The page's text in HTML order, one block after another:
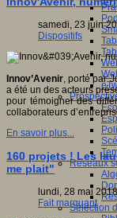
Réseaux
Sélection
samedi, 23 juin
Dispositifs
Innov’Avenir, porté par
a été un des acteurs
pour témoigner des
collaborateurs
En savoir plus...
160 projets ! Les
me plait"
lundi, 28 mai 2018
Fait marquant